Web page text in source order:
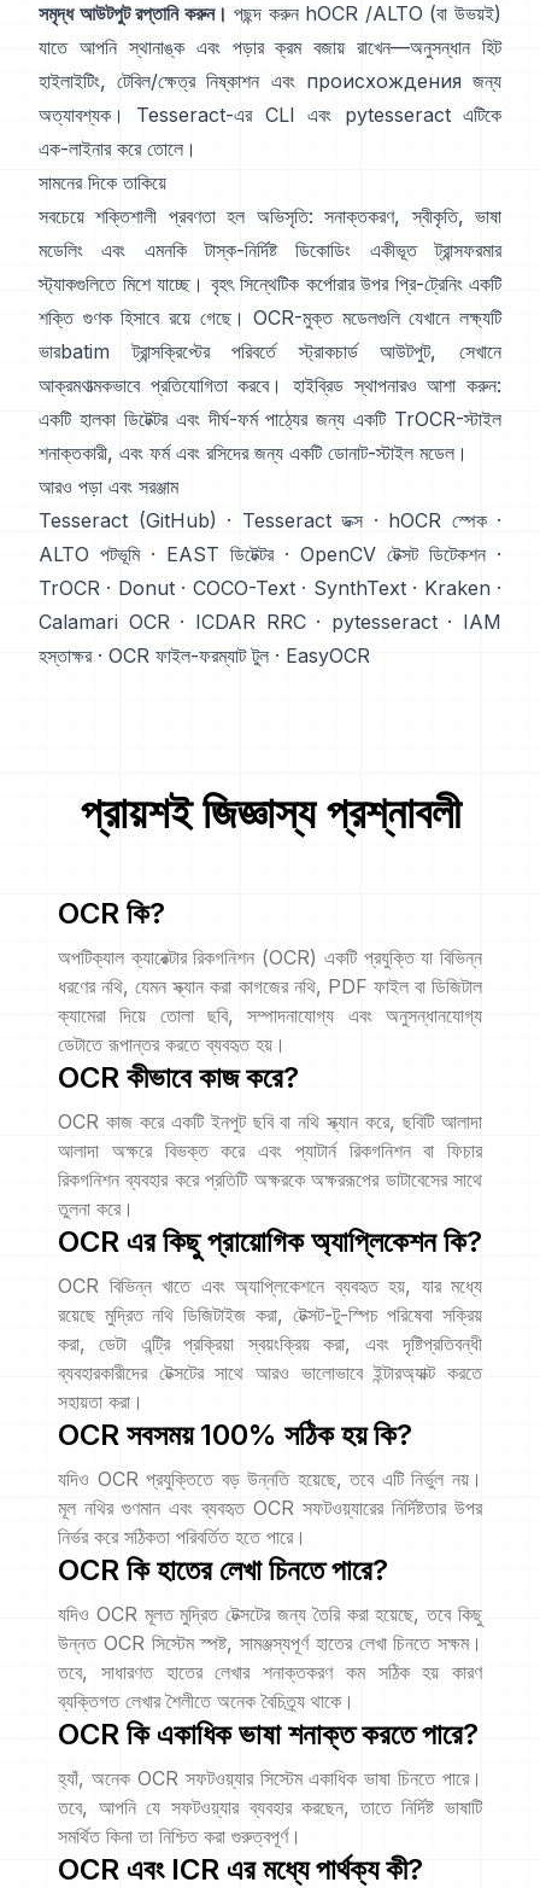
সমৃদ্ধ আউটপুট রপ্তানি করুন। পছন্দ করুন hOCR /ALTO (বা উভয়ই)
যাতে আপনি স্থানাঙ্ক এবং পড়ার ক্রম বজায় রাখেন—অনুসন্ধান হিট
হাইলাইটিং, টেবিল/ক্ষেত্র নিষ্কাশন এবং происхождения জন্য
অত্যাবশ্যক। Tesseract-এর CLI এবং pytesseract এটিকে
এক-লাইনার করে তোলে।
সামনের দিকে তাকিয়ে
সবচেয়ে শক্তিশালী প্রবণতা হল অভিসৃতি: সনাক্তকরণ, স্বীকৃতি, ভাষা
মডেলিং এবং এমনকি টাস্ক-নির্দিষ্ট ডিকোডিং একীভূত ট্রান্সফরমার
স্ট্যাকগুলিতে মিশে যাচ্ছে। বৃহৎ সিন্থেটিক কর্পোরার উপর প্রি-ট্রেনিং একটি
শক্তি গুণক হিসাবে রয়ে গেছে। OCR-মুক্ত মডেলগুলি যেখানে লক্ষ্যটি
ভারbatim ট্রান্সক্রিপ্টের পরিবর্তে স্ট্রাকচার্ড আউটপুট, সেখানে
আক্রমণাত্মকভাবে প্রতিযোগিতা করবে। হাইব্রিড স্থাপনারও আশা করুন:
একটি হালকা ডিটেক্টর এবং দীর্ঘ-ফর্ম পাঠ্যের জন্য একটি TrOCR-স্টাইল
শনাক্তকারী, এবং ফর্ম এবং রসিদের জন্য একটি ডোনাট-স্টাইল মডেল।
আরও পড়া এবং সরঞ্জাম
Tesseract (GitHub) · Tesseract ডক্স · hOCR স্পেক·
ALTO পটভূমি· EAST ডিটেক্টর· OpenCV টেক্সট ডিটেকশন ·
TrOCR · Donut· COCO-Text· SynthText· Kraken ·
Calamari OCR· ICDAR RRC· pytesseract· IAM
হস্তাক্ষর· OCR ফাইল-ফরম্যাট টুল· EasyOCR
প্রায়শই জিজ্ঞাস্য প্রশ্নাবলী
OCR কি?
অপটিক্যাল ক্যারেক্টার রিকগনিশন (OCR) একটি প্রযুক্তি যা বিভিন্ন
ধরণের নথি, যেমন স্ক্যান করা কাগজের নথি, PDF ফাইল বা ডিজিটাল
ক্যামেরা দিয়ে তোলা ছবি, সম্পাদনাযোগ্য এবং অনুসন্ধানযোগ্য
ডেটাতে রূপান্তর করতে ব্যবহৃত হয়।
OCR কীভাবে কাজ করে?
OCR কাজ করে একটি ইনপুট ছবি বা নথি স্ক্যান করে, ছবিটি আলাদা
আলাদা অক্ষরে বিভক্ত করে এবং প্যাটার্ন রিকগনিশন বা ফিচার
রিকগনিশন ব্যবহার করে প্রতিটি অক্ষরকে অক্ষররূপের ডাটাবেসের সাথে
তুলনা করে।
OCR এর কিছু প্রায়োগিক অ্যাপ্লিকেশন কি?
OCR বিভিন্ন খাতে এবং অ্যাপ্লিকেশনে ব্যবহৃত হয়, যার মধ্যে
রয়েছে মুদ্রিত নথি ডিজিটাইজ করা, টেক্সট-টু-স্পিচ পরিষেবা সক্রিয়
করা, ডেটা এন্ট্রি প্রক্রিয়া স্বয়ংক্রিয় করা, এবং দৃষ্টিপ্রতিবন্ধী
ব্যবহারকারীদের টেক্সটের সাথে আরও ভালোভাবে ইন্টারঅ্যাক্ট করতে
সহায়তা করা।
OCR সবসময় 100% সঠিক হয় কি?
যদিও OCR প্রযুক্তিতে বড় উন্নতি হয়েছে, তবে এটি নির্ভুল নয়।
মূল নথির গুণমান এবং ব্যবহৃত OCR সফটওয়্যারের নির্দিষ্টতার উপর
নির্ভর করে সঠিকতা পরিবর্তিত হতে পারে।
OCR কি হাতের লেখা চিনতে পারে?
যদিও OCR মূলত মুদ্রিত টেক্সটের জন্য তৈরি করা হয়েছে, তবে কিছু
উন্নত OCR সিস্টেম স্পষ্ট, সামঞ্জস্যপূর্ণ হাতের লেখা চিনতে সক্ষম।
তবে, সাধারণত হাতের লেখার শনাক্তকরণ কম সঠিক হয় কারণ
ব্যক্তিগত লেখার শৈলীতে অনেক বৈচিত্র্য থাকে।
OCR কি একাধিক ভাষা শনাক্ত করতে পারে?
হ্যাঁ, অনেক OCR সফটওয়্যার সিস্টেম একাধিক ভাষা চিনতে পারে।
তবে, আপনি যে সফটওয়্যার ব্যবহার করছেন, তাতে নির্দিষ্ট ভাষাটি
সমর্থিত কিনা তা নিশ্চিত করা গুরুত্বপূর্ণ।
OCR এবং ICR এর মধ্যে পার্থক্য কী?